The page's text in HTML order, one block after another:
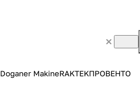
Doganer MakineRAKTEKПРОВЕНТО